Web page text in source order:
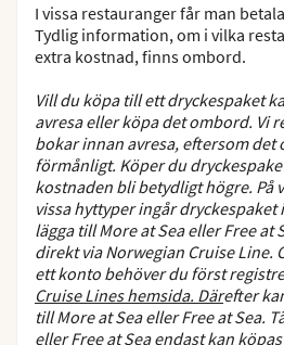
I vissa restauranger får man
Tydlig information, om i vilka
extra kostnad, finns ombord.
Vill du köpa till ett dryckespaket
avresa eller köpa det ombord. Vi
bokar innan avresa, eftersom det
förmånligt. Köper du
kostnaden bli betydligt högre. På
vissa hyttyper ingår dryckespaket
lägga till More at Sea eller Free at
direkt via Norwegian Cruise Line.
ett konto behöver du först
Cruise Lines hemsida. Därefter
till More at Sea eller Free at Sea.
eller Free at Sea endast kan